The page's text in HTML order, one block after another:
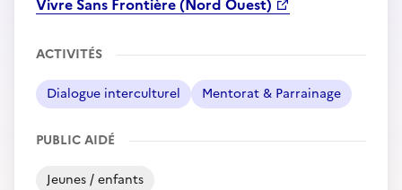
Vivre Sans Frontière (Nord Ouest)
ACTIVITÉS
Dialogue interculturel Mentorat & Parrainage
PUBLIC AIDÉ
Jeunes / enfants